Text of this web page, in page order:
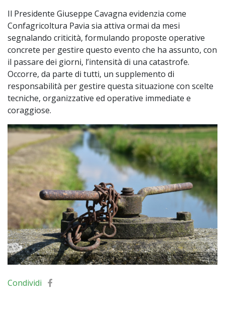
Il Presidente Giuseppe Cavagna evidenzia come
Confagricoltura Pavia sia attiva ormai da mesi
segnalando criticità, formulando proposte operative
concrete per gestire questo evento che ha assunto, con
il passare dei giorni, l’intensità di una catastrofe.
Occorre, da parte di tutti, un supplemento di
responsabilità per gestire questa situazione con scelte
tecniche, organizzative ed operative immediate e
coraggiose.
Condividi